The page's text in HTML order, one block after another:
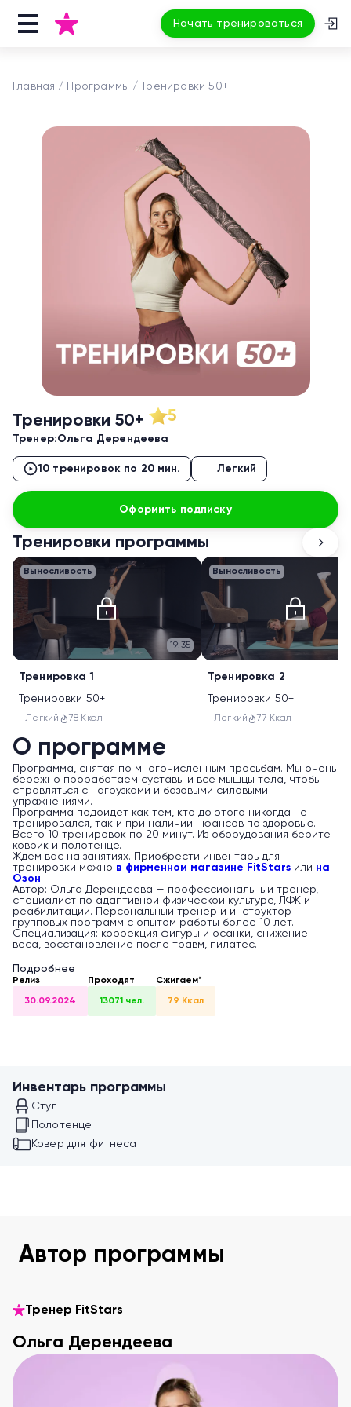
Начать тренироваться
Главная Программы Тренировки 50+
Тренировки 50+ 5
Тренер:Ольга Дерендеева
10 тренировок по 20 мин. Легкий
Оформить подписку
Тренировки программы
Выносливость
19:35
Тренировка 1
Тренировки 50+
Легкий 78 Ккал
Выносливость
Тренировка 2
Тренировки 50+
Легкий 77 Ккал
О программе
Программа, снятая по многочисленным просьбам. Мы очень
бережно проработаем суставы и все мышцы тела, чтобы
справляться с нагрузками и базовыми силовыми
упражнениями.
Программа подойдет как тем, кто до этого никогда не
тренировался, так и при наличии нюансов по здоровью.
Всего 10 тренировок по 20 минут. Из оборудования берите
коврик и полотенце.
Ждём вас на занятиях. Приобрести инвентарь для
тренировки можно в фирменном магазине FitStars или на
Озон.
Автор: Ольга Дерендеева — профессиональный тренер,
специалист по адаптивной физической культуре, ЛФК и
реабилитации. Персональный тренер и инструктор
групповых программ с опытом работы более 10 лет.
Специализация: коррекция фигуры и осанки, снижение
веса, восстановление после травм, пилатес.
Подробнее
Релиз
30.09.2024
Проходят
13071 чел.
Сжигаем*
79 Ккал
Инвентарь программы
Стул
Полотенце
Ковер для фитнеса
Автор программы
Тренер FitStars
Ольга Дерендеева